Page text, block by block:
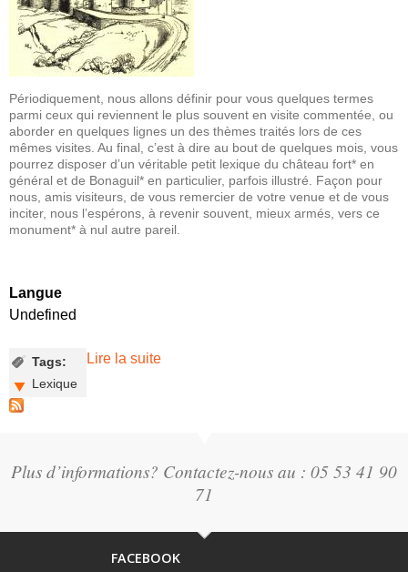
Périodiquement, nous allons définir pour vous quelques termes
parmi ceux qui reviennent le plus souvent en visite commentée, ou
aborder en quelques lignes un des thèmes traités lors de ces
mêmes visites. Au final, c’est à dire au bout de quelques mois, vous
pourrez disposer d’un véritable petit lexique du château fort* en
général et de Bonaguil* en particulier, parfois illustré. Façon pour
nous, amis visiteurs, de vous remercier de votre venue et de vous
inciter, nous l’espérons, à revenir souvent, mieux armés, vers ce
monument* à nul autre pareil.
Langue
Undefined
Tags:
Lexique
Lire la suite
Plus d’informations? Contactez-nous au : 05 53 41 90
71
FACEBOOK